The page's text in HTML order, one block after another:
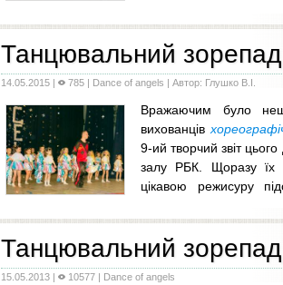
Танцювальний
14.05.2015 | 785 | Dance of angels | Автор: Глушко В.І.
Вражаючим було
вихованців
9-ий творчий звіт
залу РБК. Щоразу їх
цікавою режисуру
Танцювальний
15.05.2013 | 10577 | Dance of angels